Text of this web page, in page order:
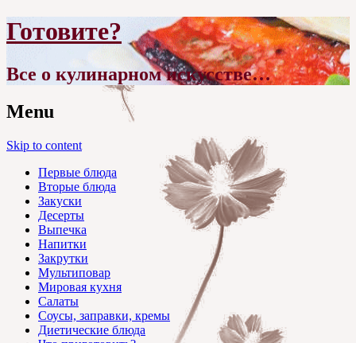
Готовите?
Все о кулинарном искусстве…
Menu
Skip to content
Первые блюда
Вторые блюда
Закуски
Десерты
Выпечка
Напитки
Закрутки
Мультиповар
Мировая кухня
Салаты
Соусы, заправки, кремы
Диетические блюда